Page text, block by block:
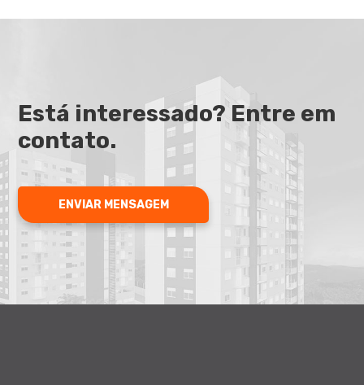
Está interessado? Entre em
contato.
ENVIAR MENSAGEM